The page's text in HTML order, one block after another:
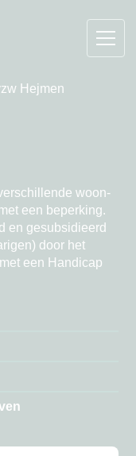
Hejmen
woon-
een beperking.
en gesubsidieerd
door het
een Handicap